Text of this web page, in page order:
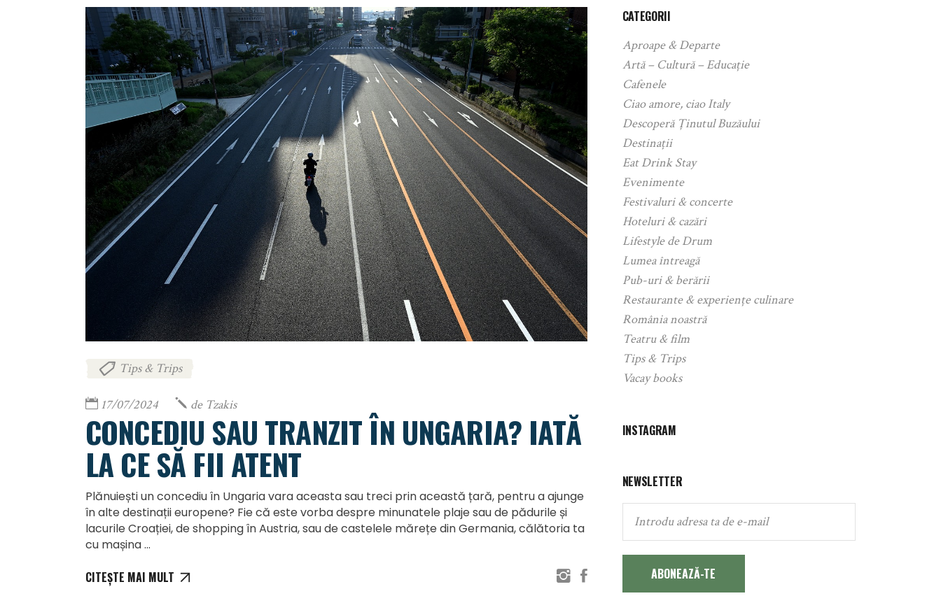
Tips & Trips
17/07/2024 de Tzakis
CONCEDIU SAU TRANZIT ÎN UNGARIA? IATĂ
LA CE SĂ FII ATENT
Plănuiești un concediu în Ungaria vara aceasta sau treci prin această țară, pentru a ajunge
în alte destinații europene? Fie că este vorba despre minunatele plaje sau de pădurile și
lacurile Croației, de shopping în Austria, sau de castelele mărețe din Germania, călătoria ta
cu mașina
CITEȘTE MAI MULT
CATEGORII
Aproape & Departe
Artă – Cultură – Educație
Cafenele
Ciao amore, ciao Italy
Descoperă Ținutul Buzăului
Destinații
Eat Drink Stay
Evenimente
Festivaluri & concerte
Hoteluri & cazări
Lifestyle de Drum
Lumea întreagă
Pub-uri & berării
Restaurante & experiențe culinare
România noastră
Teatru & film
Tips & Trips
Vacay books
INSTAGRAM
NEWSLETTER
ABONEAZĂ-TE